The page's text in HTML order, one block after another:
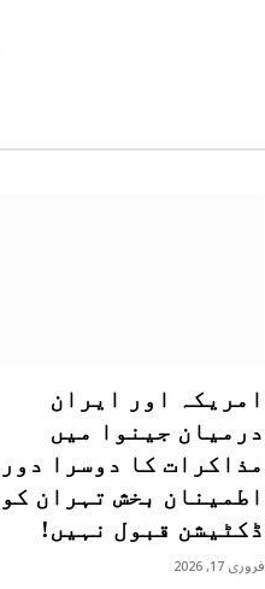
امریکہ اور ایران
درمیان جینوا میں
مذاکرات کا دوسرا دور
اطمینان بخش تہران کو
ڈکٹیشن قبول نہیں!
فروری 17, 2026